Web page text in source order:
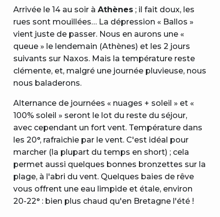
Arrivée le 14 au soir à Athènes ; il fait doux, les
rues sont mouillées… La dépression « Ballos »
vient juste de passer. Nous en aurons une «
queue » le lendemain (Athènes) et les 2 jours
suivants sur Naxos. Mais la température reste
clémente, et, malgré une journée pluvieuse, nous
nous baladerons.
Alternance de journées « nuages + soleil » et «
100% soleil » seront le lot du reste du séjour,
avec cependant un fort vent. Température dans
les 20°, rafraichie par le vent. C'est idéal pour
marcher (la plupart du temps en short) ; cela
permet aussi quelques bonnes bronzettes sur la
plage, à l'abri du vent. Quelques baies de rêve
vous offrent une eau limpide et étale, environ
20-22° : bien plus chaud qu'en Bretagne l'été !